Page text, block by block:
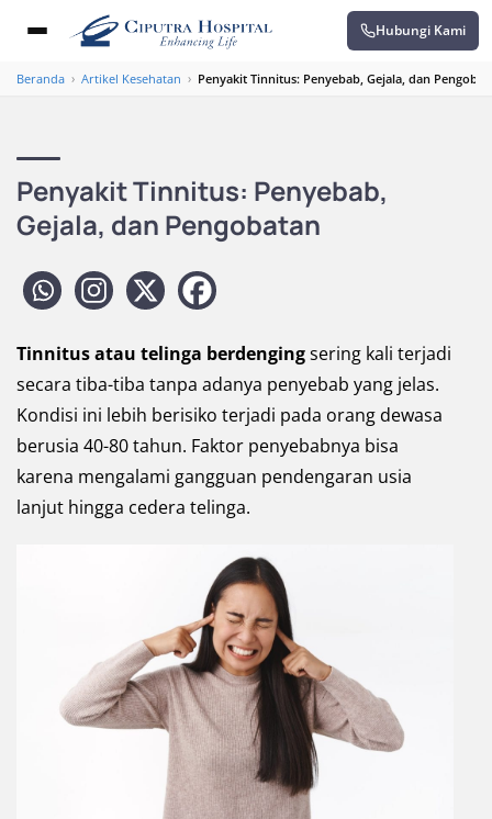
Hubungi Kami
Beranda › Artikel Kesehatan › Penyakit Tinnitus: Penyebab, Gejala, dan
Penyakit Tinnitus: Penyebab,
Gejala, dan Pengobatan
Tinnitus atau telinga berdengingsering kali terjadi
secara tiba-tiba tanpa adanya penyebab yang jelas.
Kondisi ini lebih berisiko terjadi pada orang dewasa
berusia 40-80 tahun. Faktor penyebabnya bisa
karena mengalami gangguan pendengaran usia
lanjut hingga cedera telinga.